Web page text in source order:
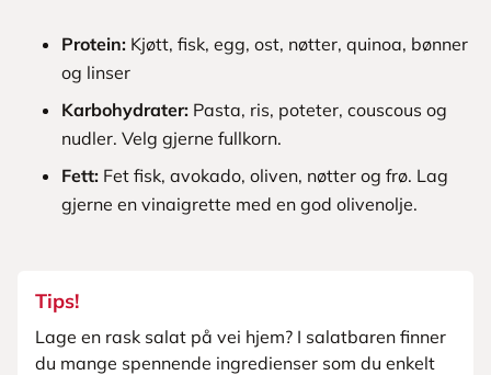
Protein: Kjøtt, fisk, egg, ost, nøtter, quinoa, bønner
og linser
Karbohydrater: Pasta, ris, poteter, couscous og
nudler. Velg gjerne fullkorn.
Fett: Fet fisk, avokado, oliven, nøtter og frø. Lag
gjerne en vinaigrette med en god olivenolje.
Tips!
Lage en rask salat på vei hjem? I salatbaren finner
du mange spennende ingredienser som du enkelt